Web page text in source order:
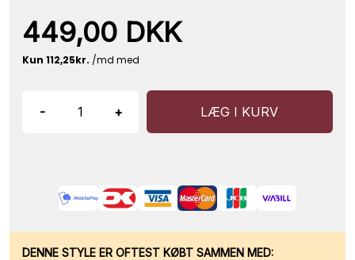
449,00 DKK
- + LÆG I KURV
DENNE STYLE ER OFTEST KØBT SAMMEN MED: